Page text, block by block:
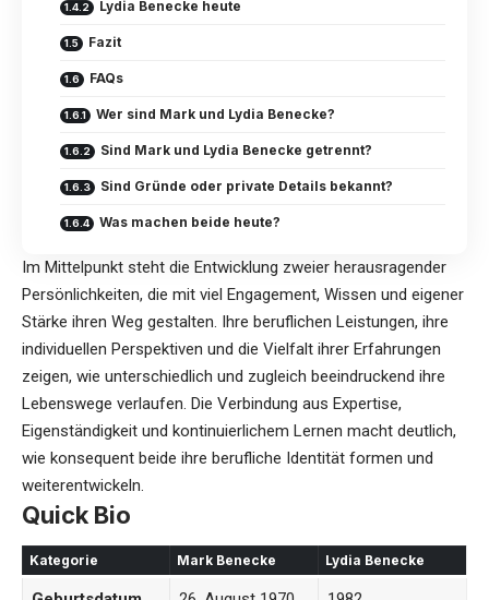
Lydia Benecke heute
Fazit
FAQs
Wer sind Mark und Lydia Benecke?
Sind Mark und Lydia Benecke getrennt?
Sind Gründe oder private Details bekannt?
Was machen beide heute?
Im Mittelpunkt steht die Entwicklung zweier herausragender
Persönlichkeiten, die mit viel Engagement, Wissen und eigener
Stärke ihren Weg gestalten. Ihre beruflichen Leistungen, ihre
individuellen Perspektiven und die Vielfalt ihrer Erfahrungen
zeigen, wie unterschiedlich und zugleich beeindruckend ihre
Lebenswege verlaufen. Die Verbindung aus Expertise,
Eigenständigkeit und kontinuierlichem Lernen macht deutlich,
wie konsequent beide ihre berufliche Identität formen und
weiterentwickeln.
Quick Bio
Kategorie Mark Benecke Lydia Benecke